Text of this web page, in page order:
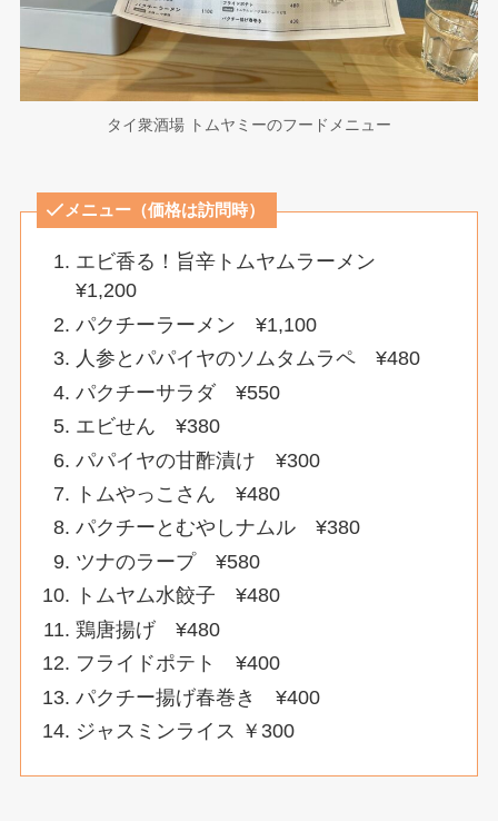
タイ衆酒場 トムヤミーのフードメニュー
メニュー（価格は訪問時）
エビ香る！旨辛トムヤムラーメン
¥1,200
パクチーラーメン ¥1,100
人参とパパイヤのソムタムラペ ¥480
パクチーサラダ ¥550
エビせん ¥380
パパイヤの甘酢漬け ¥300
トムやっこさん ¥480
パクチーとむやしナムル ¥380
ツナのラープ ¥580
トムヤム水餃子 ¥480
鶏唐揚げ ¥480
フライドポテト ¥400
パクチー揚げ春巻き ¥400
ジャスミンライス ￥300